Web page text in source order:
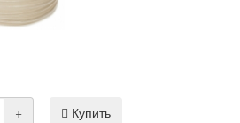
+
Купить